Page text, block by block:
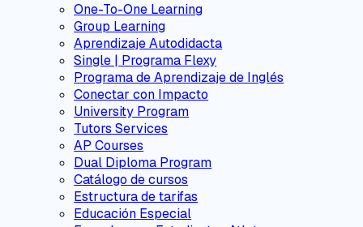
One-To-One Learning
Group Learning
Aprendizaje Autodidacta
Single | Programa Flexy
Programa de Aprendizaje de Inglés
Conectar con Impacto
University Program
Tutors Services
AP Courses
Dual Diploma Program
Catálogo de cursos
Estructura de tarifas
Educación Especial